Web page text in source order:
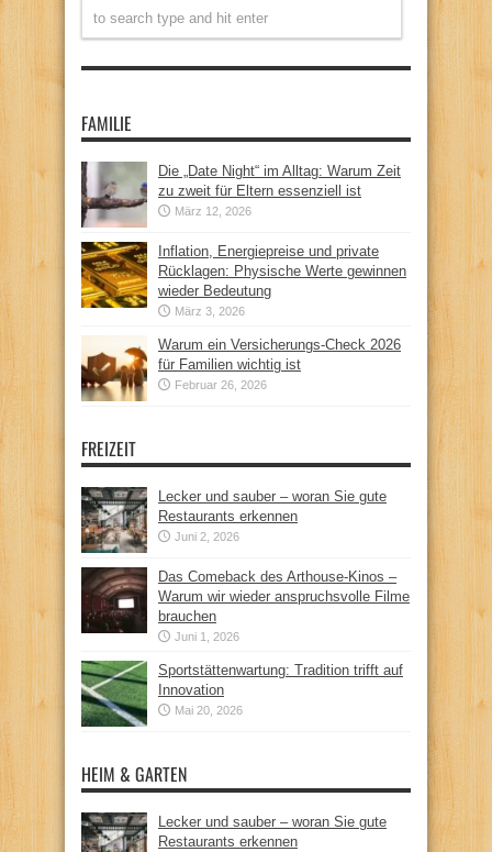
FAMILIE
Die „Date Night“ im Alltag: Warum Zeit
zu zweit für Eltern essenziell ist
März 12, 2026
Inflation, Energiepreise und private
Rücklagen: Physische Werte gewinnen
wieder Bedeutung
März 3, 2026
Warum ein Versicherungs-Check 2026
für Familien wichtig ist
Februar 26, 2026
FREIZEIT
Lecker und sauber – woran Sie gute
Restaurants erkennen
Juni 2, 2026
Das Comeback des Arthouse-Kinos –
Warum wir wieder anspruchsvolle Filme
brauchen
Juni 1, 2026
Sportstättenwartung: Tradition trifft auf
Innovation
Mai 20, 2026
HEIM & GARTEN
Lecker und sauber – woran Sie gute
Restaurants erkennen